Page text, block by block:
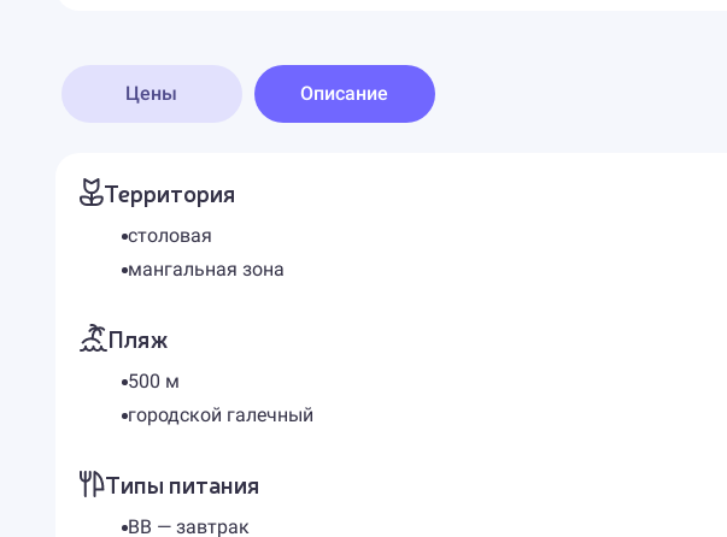
Цены Описание
Территория
столовая
мангальная зона
Пляж
500 м
городской галечный
Типы питания
BB — завтрак